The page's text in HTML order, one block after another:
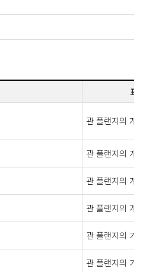
표
관 플랜지의 개
관 플랜지의 개
관 플랜지의 개
관 플랜지의 개
관 플랜지의 가
관 플랜지의 가